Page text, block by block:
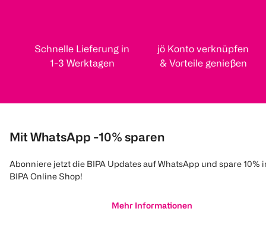
Schnelle Lieferung in
1-3 Werktagen
jö Konto verknüpfen
& Vorteile genießen
Mit WhatsApp -10% sparen
Abonniere jetzt die BIPA Updates auf WhatsApp und spare 10%
BIPA Online Shop!
Mehr Informationen